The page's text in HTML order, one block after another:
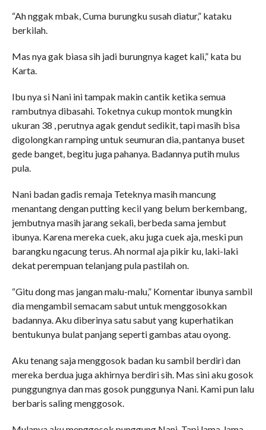
“Ah nggak mbak, Cuma burungku susah diatur,” kataku
berkilah.
Mas nya gak biasa sih jadi burungnya kaget kali,” kata bu
Karta.
Ibu nya si Nani ini tampak makin cantik ketika semua
rambutnya dibasahi. Toketnya cukup montok mungkin
ukuran 38 , perutnya agak gendut sedikit, tapi masih bisa
digolongkan ramping untuk seumuran dia, pantanya buset
gede banget, begitu juga pahanya. Badannya putih mulus
pula.
Nani badan gadis remaja Teteknya masih mancung
menantang dengan putting kecil yang belum berkembang,
jembutnya masih jarang sekali, berbeda sama jembut
ibunya. Karena mereka cuek, aku juga cuek aja, meski pun
barangku ngacung terus. Ah normal aja pikir ku, laki-laki
dekat perempuan telanjang pula pastilah on.
“Gitu dong mas jangan malu-malu,” Komentar ibunya sambil
dia mengambil semacam sabut untuk menggosokkan
badannya. Aku diberinya satu sabut yang kuperhatikan
bentukunya bulat panjang seperti gambas atau oyong.
Aku tenang saja menggosok badan ku sambil berdiri dan
mereka berdua juga akhirnya berdiri sih. Mas sini aku gosok
punggungnya dan mas gosok punggunya Nani. Kami pun lalu
berbaris saling menggosok.